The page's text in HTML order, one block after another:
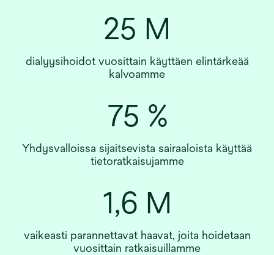
25 M
dialyysihoidot vuosittain käyttäen elintärkeää
kalvoamme
75 %
Yhdysvalloissa sijaitsevista sairaaloista käyttää
tietoratkaisujamme
1,6 M
vaikeasti parannettavat haavat, joita hoidetaan
vuosittain ratkaisuillamme